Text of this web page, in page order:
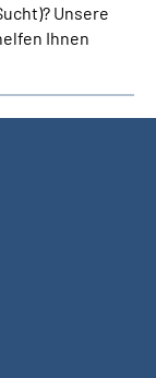
Unsere
Ihnen